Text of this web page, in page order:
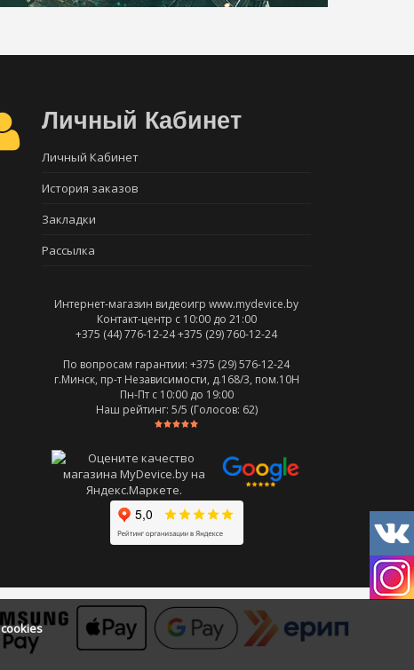
Личный Кабинет
Личный Кабинет
История заказов
Закладки
Рассылка
Интернет-магазин видеоигр www.mydevice.by
Контакт-центр с 10:00 до 21:00
+375 (44) 776-12-24+375 (29) 760-12-24
По вопросам гарантии: +375 (29) 576-12-24
г.Минск, пр-т Независимости, д.168/3, пом.10Н
Пн-Пт c 10:00 до 19:00
Наш рейтинг: 5/5 (Голосов: 62)
cookies